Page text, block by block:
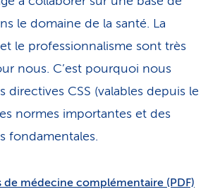
le domaine de la santé. La
le professionnalisme sont très
nous. C’est pourquoi nous
directives CSS (valables depuis le
normes importantes et des
fondamentales.
de médecine complémentaire (PDF)